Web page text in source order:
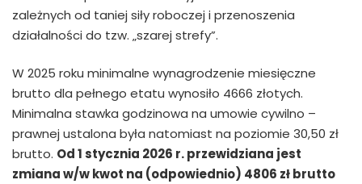
zależnych od taniej siły roboczej i przenoszenia
działalności do tzw. „szarej strefy”.
W 2025 roku minimalne wynagrodzenie miesięczne
brutto dla pełnego etatu wynosiło 4666 złotych.
Minimalna stawka godzinowa na umowie cywilno –
prawnej ustalona była natomiast na poziomie 30,50 zł
brutto. Od 1 stycznia 2026 r. przewidziana jest
zmiana w/w kwot na (odpowiednio) 4806 zł brutto